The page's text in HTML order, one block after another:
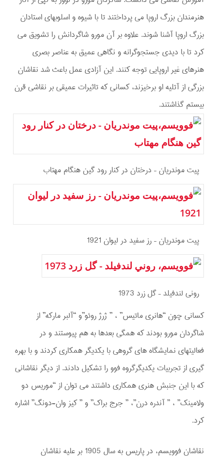
هنرمندان بزرگ اروپا می پرداختند تا با شیوه و اسلوبهای استادان
بزرگ اروپا آشنا شوند. علاوه بر آن مورو شاگردانش را تشویق می
کرد تا با دیدی جستجوگرانه و نگاهی عمیق به عناصر بصری
هنرهای غیر اروپایی توجه کنند. این آزادی عمل باعث شد نقاشان
بزرگی از آتلیه او برخیزند، کسانی که تاثیرات عمیقی بر نقاشی قرن
بیستم گذاشتند.
پيت موندريان – درختان در كنار رود گين هنگام مهتاب
پيت موندريان – رز سفيد در ليوان 1921
روني لندفيلد – گل زرد 1973
کسانی چون “هانری ماتیس” ، ” ژرژ روئو”و “آلبر مارکه” از
شاگردان مورو بودند که همگی بعدها به هم پیوستند و در
فعالیتهای نمایشگاه های گروهی با یکدیگر همکاری کردند و با بهره
گیری از تجربیات یکدیگرگروه فوو را تشکیل دادند. از دیگر نقاشانی
که با این جنبش هنری همکاری داشتند می توان از “موریس دو
ولامینک” ، ” آندره درن”، ” جرج براک” و ” کیز وان-دونگ” اشاره
کرد.
نقاشان فوویسم، در پاریس به سال 1905 بر علیه نقاشان